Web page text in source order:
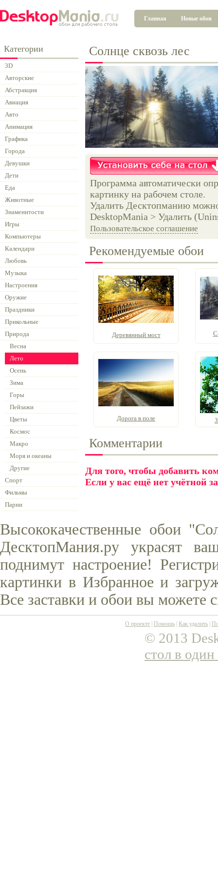
Главная Новые обои
Категории
3D
Авторские
Абстракция
Авиация
Авто
Анимация
Графика
Города
Девушки
Дети
Еда
Животные
Знаменитости
Игры
Компьютеры
Календари
Любовь
Музыка
Настроения
Оружие
Праздники
Прикольные
Природа
Весна
Лето
Осень
Зима
Горы
Пейзажи
Цветы
Космос
Макро
Моря и океаны
Другие
Спорт
Фильмы
Парни
Солнце сквозь лес
Программа автоматически
картинку на рабочем столе.
Удалить Десктопманию
DesktopMania > Удалить
Пользовательское соглашение
Рекомендуемые обои
Деревянный мост
Дорога в поле
Комментарии
Для того, чтобы добавить
Если у вас ещё нет учётной
Высококачественные обои
ДесктопМания.ру украсят
поднимут настроение!
картинки в Избранное и
Все заставки и обои вы можете
О проекте Помощь Как удалить
© 2013
стол в